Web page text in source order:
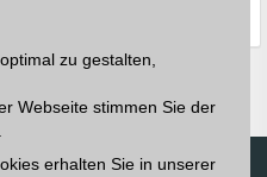
zu gestalten,
Webseite stimmen Sie der
erhalten Sie in unserer
Höchstzuschläge